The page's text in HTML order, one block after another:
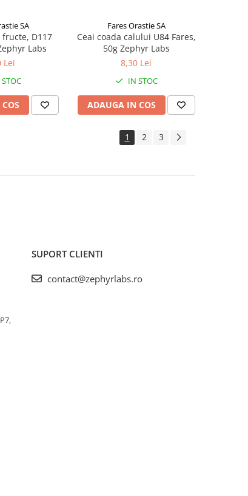
SA
D117
Labs
Lei
Fares Orastie SA
Ceai coada calului U84 Fares,
50g Zephyr Labs
8,30 Lei
IN STOC
ADAUGA IN COS
1 2 3
SUPORT CLIENTI
contact@zephyrlabs.ro